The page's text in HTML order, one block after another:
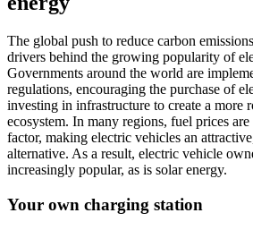
The global push to reduce carbon
drivers behind the growing popularity of
Governments around the world are
regulations, encouraging the purchase of
investing in infrastructure to create a more
ecosystem. In many regions, fuel prices
factor, making electric vehicles an
alternative. As a result, electric vehicle
increasingly popular, as is solar energy.
Your own charging station